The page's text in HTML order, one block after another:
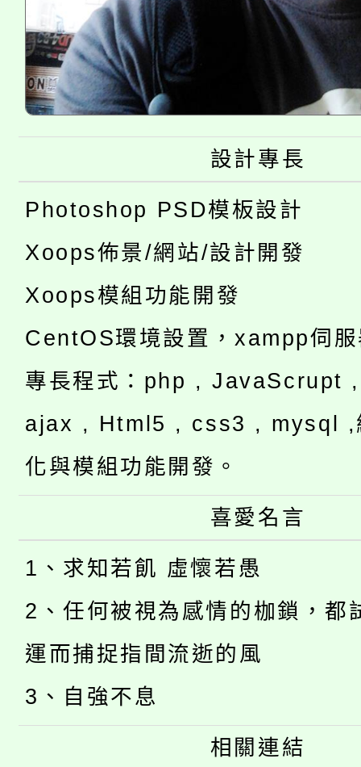
設計專長
Photoshop PSD模板設計
Xoops佈景/網站/設計開發
Xoops模組功能開發
CentOS環境設置，xampp伺
專長程式：php , JavaScrupt
ajax , Html5 , css3 , mysql ,
化與模組功能開發。
喜愛名言
1、求知若飢 虛懷若愚
2、任何被視為感情的枷鎖，都
運而捕捉指間流逝的風
3、自強不息
相關連結